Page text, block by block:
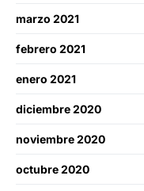
marzo 2021
febrero 2021
enero 2021
diciembre 2020
noviembre 2020
octubre 2020